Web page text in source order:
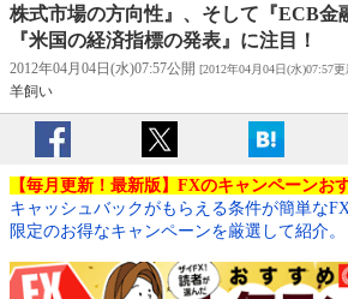
株式市場の方向性』、そして『ECB金
『米国の経済指標の発表』に注目！
2012年04月04日(水)07:57公開 [2012年04月04日(水)07:57更
羊飼い
【毎月更新！最新版】FXのキャンペーンお
キャッシュバックがもらえる条件が簡単な
限定のお得なキャンペーンを厳選して紹介。